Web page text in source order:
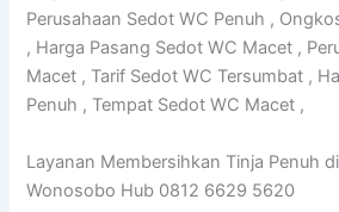
Perusahaan Sedot WC Penuh ,
, Harga Pasang Sedot WC Macet ,
Macet , Tarif Sedot WC Tersumbat ,
Penuh , Tempat Sedot WC Macet ,
Layanan Membersihkan Tinja Penuh
Wonosobo Hub 0812 6629 5620